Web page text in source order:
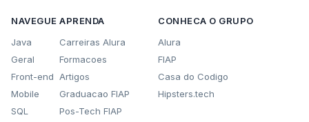
NAVEGUE
Java
Geral
Front-end
Mobile
SQL
APRENDA
Carreiras Alura
Formacoes
Artigos
Graduacao FIAP
Pos-Tech FIAP
CONHECA O GRUPO
Alura
FIAP
Casa do Codigo
Hipsters.tech